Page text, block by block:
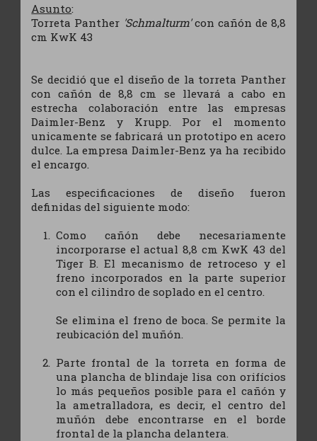
Asunto:
Torreta Panther 'Schmalturm'con cañón de 8,8
cm KwK 43
Se decidió que el diseño de la torreta Panther
con cañón de 8,8 cm se llevará a cabo en
estrecha colaboración entre las empresas
Daimler-Benz y Krupp. Por el momento
unicamente se fabricará un prototipo en acero
dulce. La empresa Daimler-Benz ya ha recibido
el encargo.
Las especificaciones de diseño fueron
definidas del siguiente modo:
Como cañón debe necesariamente
incorporarse el actual 8,8 cm KwK 43 del
Tiger B. El mecanismo de retroceso y el
freno incorporados en la parte superior
con el cilindro de soplado en el centro.
Se elimina el freno de boca. Se permite la
reubicación del muñón.
Parte frontal de la torreta en forma de
una plancha de blindaje lisa con orifícios
lo más pequeños posible para el cañón y
la ametralladora, es decir, el centro del
muñón debe encontrarse en el borde
frontal de la plancha delantera.